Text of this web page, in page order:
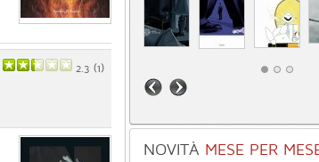
2.3 (1)
NOVITÀ MESE PER